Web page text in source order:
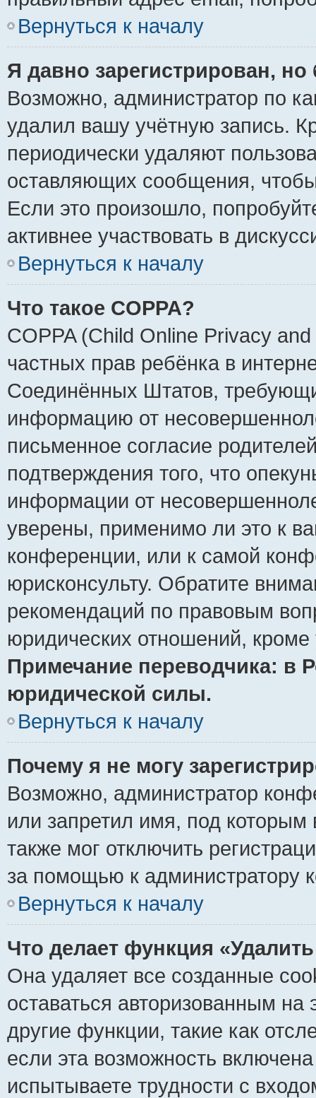
Вернуться к началу
Я давно зарегистрирован,
Возможно, администратор по
удалил вашу учётную запись.
периодически удаляют
оставляющих сообщения,
Если это произошло,
активнее участвовать в
Вернуться к началу
Что такое COPPA?
COPPA (Child Online Privacy
частных прав ребёнка в
Соединённых Штатов,
информацию от
письменное согласие
подтверждения того, что
информации от
уверены, применимо ли это к
конференции, или к самой
юрисконсульту. Обратите
рекомендаций по правовым
юридических отношений,
Примечание переводчика: в
юридической силы.
Вернуться к началу
Почему я не могу
Возможно, администратор
или запретил имя, под которым
также мог отключить
за помощью к администратору
Вернуться к началу
Что делает функция
Она удаляет все созданные
оставаться авторизованным
другие функции, такие как
если эта возможность
испытываете трудности с